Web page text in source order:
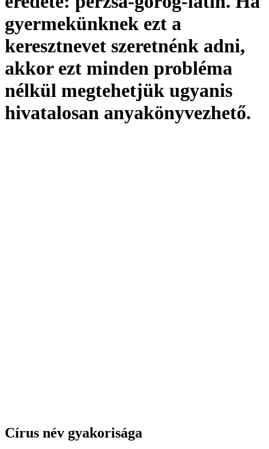
gyermekünknek ezt a
keresztnevet szeretnénk adni,
akkor ezt minden probléma
nélkül megtehetjük ugyanis
hivatalosan anyakönyvezhető.
Círus név gyakorisága